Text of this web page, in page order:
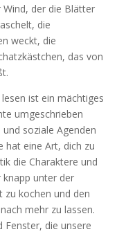
der die Blätter
die
weckt, die
das von
ist ein mächtiges
umgeschrieben
soziale Agenden
hat eine Art, dich zu
die Charaktere und
unter der
zu kochen und den
mehr zu lassen.
Fenster, die unsere